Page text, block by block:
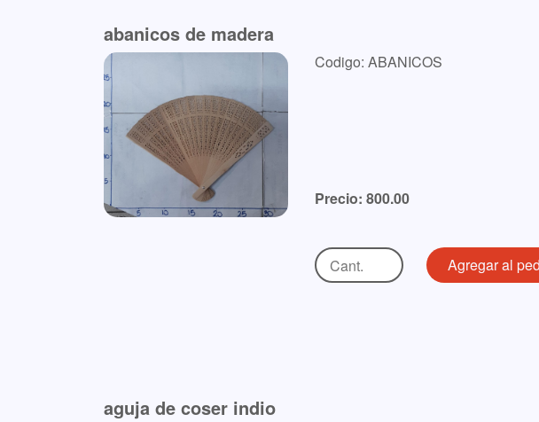
abanicos de madera
Codigo: ABANICOS
Precio: 800.00
aguja de coser indio